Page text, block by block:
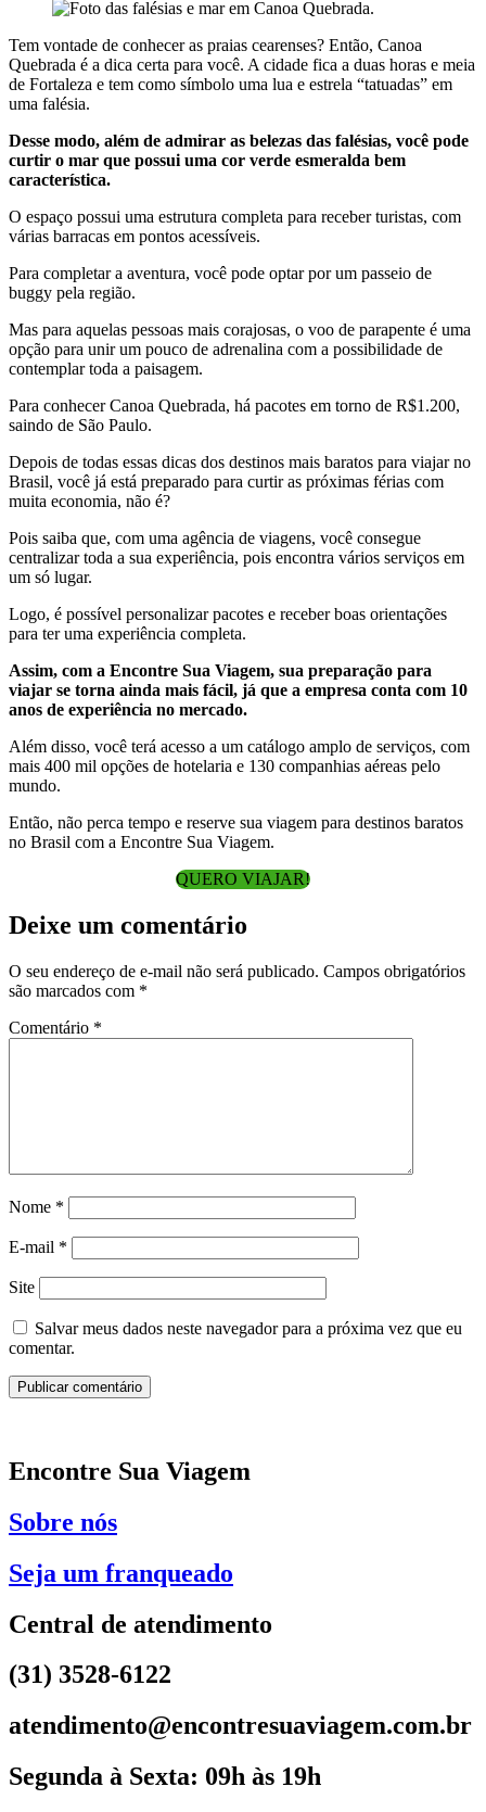
Tem vontade de conhecer as praias cearenses? Então, Canoa
Quebrada é a dica certa para você. A cidade fica a duas horas e meia
de Fortaleza e tem como símbolo uma lua e estrela “tatuadas” em
uma falésia.
Desse modo, além de admirar as belezas das falésias, você pode
curtir o mar que possui uma cor verde esmeralda bem
característica.
O espaço possui uma estrutura completa para receber turistas, com
várias barracas em pontos acessíveis.
Para completar a aventura, você pode optar por um passeio de
buggy pela região.
Mas para aquelas pessoas mais corajosas, o voo de parapente é uma
opção para unir um pouco de adrenalina com a possibilidade de
contemplar toda a paisagem.
Para conhecer Canoa Quebrada, há pacotes em torno de R$1.200,
saindo de São Paulo.
Depois de todas essas dicas dos destinos mais baratos para viajar no
Brasil, você já está preparado para curtir as próximas férias com
muita economia, não é?
Pois saiba que, com uma agência de viagens, você consegue
centralizar toda a sua experiência, pois encontra vários serviços em
um só lugar.
Logo, é possível personalizar pacotes e receber boas orientações
para ter uma experiência completa.
Assim, com a Encontre Sua Viagem, sua preparação para
viajar se torna ainda mais fácil, já que a empresa conta com 10
anos de experiência no mercado.
Além disso, você terá acesso a um catálogo amplo de serviços, com
mais 400 mil opções de hotelaria e 130 companhias aéreas pelo
mundo.
Então, não perca tempo e reserve sua viagem para destinos baratos
no Brasil com a Encontre Sua Viagem.
QUERO VIAJAR!
Deixe um comentário
O seu endereço de e-mail não será publicado. Campos obrigatórios
são marcados com *
Comentário *
Nome *
E-mail *
Site
Salvar meus dados neste navegador para a próxima vez que eu
comentar.
Encontre Sua Viagem
Sobre nós
Seja um franqueado
Central de atendimento
(31) 3528-6122
atendimento@encontresuaviagem.com.br
Segunda à Sexta: 09h às 19h